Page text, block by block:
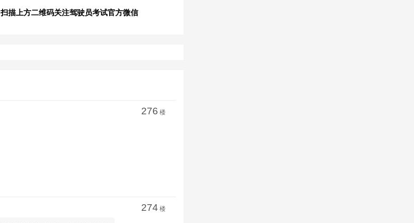
扫描上方二维码关注驾驶员考试官方微信
276 楼
274 楼